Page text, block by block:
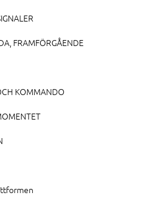
FRAMFÖRGÅENDE
KOMMANDO